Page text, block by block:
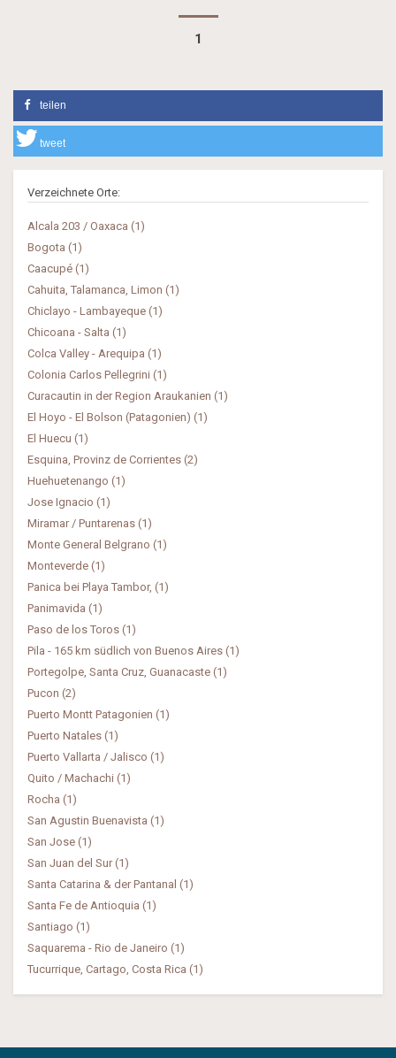
1
teilen
tweet
Verzeichnete Orte:
Alcala 203 / Oaxaca (1)
Bogota (1)
Caacupé (1)
Cahuita, Talamanca, Limon (1)
Chiclayo - Lambayeque (1)
Chicoana - Salta (1)
Colca Valley - Arequipa (1)
Colonia Carlos Pellegrini (1)
Curacautin in der Region Araukanien (1)
El Hoyo - El Bolson (Patagonien) (1)
El Huecu (1)
Esquina, Provinz de Corrientes (2)
Huehuetenango (1)
Jose Ignacio (1)
Miramar / Puntarenas (1)
Monte General Belgrano (1)
Monteverde (1)
Panica bei Playa Tambor, (1)
Panimavida (1)
Paso de los Toros (1)
Pila - 165 km südlich von Buenos Aires (1)
Portegolpe, Santa Cruz, Guanacaste (1)
Pucon (2)
Puerto Montt Patagonien (1)
Puerto Natales (1)
Puerto Vallarta / Jalisco (1)
Quito / Machachi (1)
Rocha (1)
San Agustin Buenavista (1)
San Jose (1)
San Juan del Sur (1)
Santa Catarina & der Pantanal (1)
Santa Fe de Antioquia (1)
Santiago (1)
Saquarema - Rio de Janeiro (1)
Tucurrique, Cartago, Costa Rica (1)